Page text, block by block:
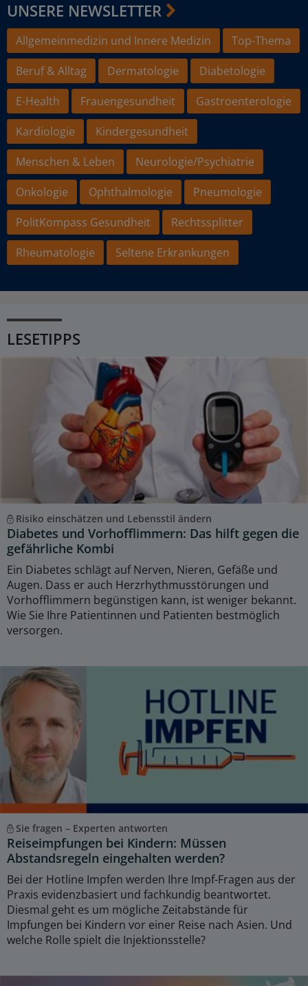
UNSERE NEWSLETTER
Allgemeinmedizin und Innere Medizin
Top-Thema
Beruf & Alltag
Dermatologie
Diabetologie
E-Health
Frauengesundheit
Gastroenterologie
Kardiologie
Kindergesundheit
Menschen & Leben
Neurologie/Psychiatrie
Onkologie
Ophthalmologie
Pneumologie
PolitKompass Gesundheit
Rechtssplitter
Rheumatologie
Seltene Erkrankungen
LESETIPPS
Risiko einschätzen und Lebensstil ändern
Diabetes und Vorhofflimmern: Das hilft gegen die
gefährliche Kombi
Ein Diabetes schlägt auf Nerven, Nieren, Gefäße und
Augen. Dass er auch Herzrhythmusstörungen und
Vorhofflimmern begünstigen kann, ist weniger bekannt.
Wie Sie Ihre Patientinnen und Patienten bestmöglich
versorgen.
Sie fragen – Experten antworten
Reiseimpfungen bei Kindern: Müssen
Abstandsregeln eingehalten werden?
Bei der Hotline Impfen werden Ihre Impf-Fragen aus der
Praxis evidenzbasiert und fachkundig beantwortet.
Diesmal geht es um mögliche Zeitabstände für
Impfungen bei Kindern vor einer Reise nach Asien. Und
welche Rolle spielt die Injektionsstelle?